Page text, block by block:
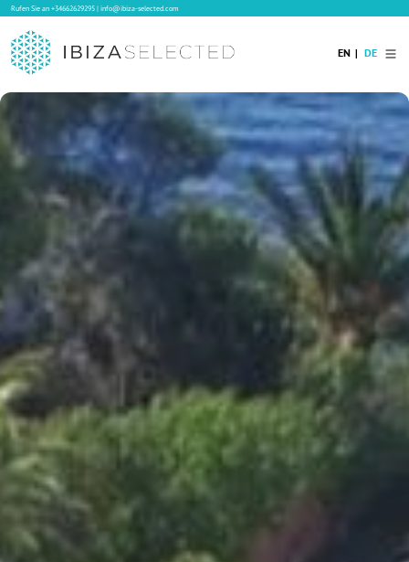
Rufen Sie an+34662629295|info@ibiza-selected.com
Ibiza Villas
Langzeitvermietung auf Ibiza
Blog
Services
EN DE